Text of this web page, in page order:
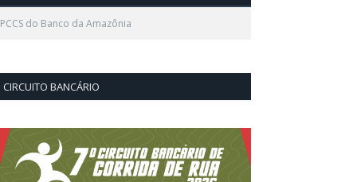
do Banco da Amazônia
CIRCUITO BANCÁRIO